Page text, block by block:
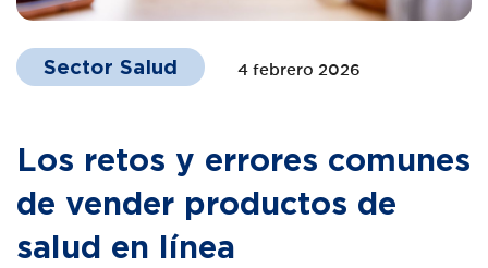
Sector Salud 4 febrero 2026
Los retos y errores comunes
de vender productos de
salud en línea